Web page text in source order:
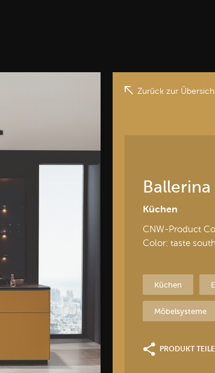
Zurück zur
Ballerina
Küchen
CNW-Product
Color: taste
Küchen
Möbelsysteme
PRODUKT